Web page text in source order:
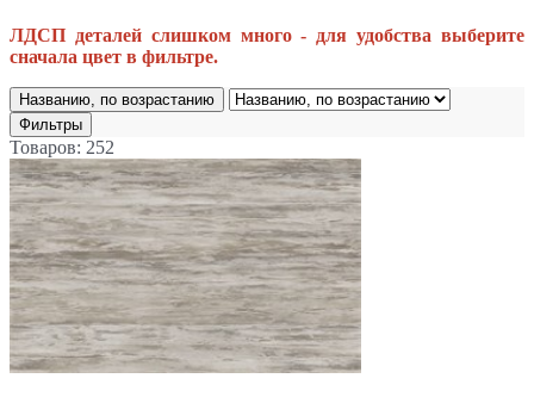
ЛДСП деталей слишкоммного - для удобства выберите
сначала цвет в фильтре.
Названию, по возрастанию
Фильтры
Товаров: 252